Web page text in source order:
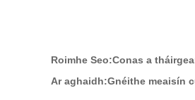
Roimhe Seo:Conas a
Ar aghaidh:Gnéithe meaisín